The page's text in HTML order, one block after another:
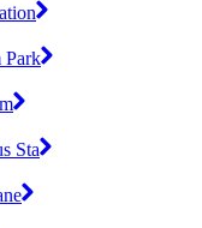
Park
Sta